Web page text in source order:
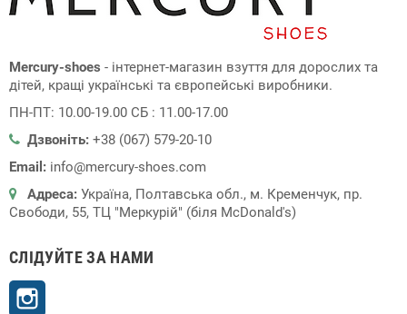
Mercury-shoes - інтернет-магазин взуття для дорослих та
дітей, кращі українські та європейські виробники.
ПН-ПТ: 10.00-19.00 СБ : 11.00-17.00
Дзвоніть: +38 (067) 579-20-10
Email: info@mercury-shoes.com
Адреса: Україна, Полтавська обл., м. Кременчук, пр.
Свободи, 55, ТЦ "Меркурій" (біля McDonald's)
СЛІДУЙТЕ ЗА НАМИ